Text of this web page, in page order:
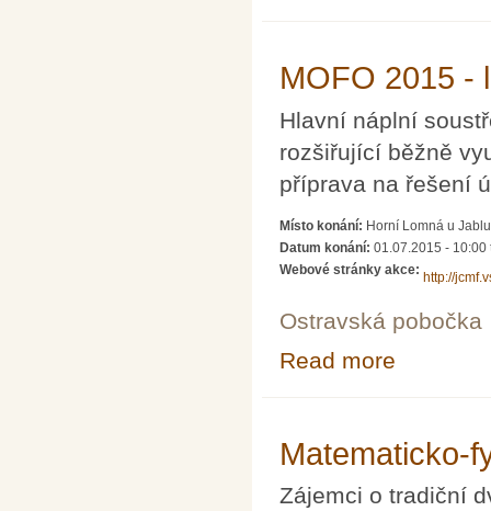
MOFO 2015 -
Hlavní náplní
rozšiřující běžně
příprava na řešení
Místo konání: Horní Lomná u
Datum konání: 01.07.2015 - 10:00
Webové stránky akce:
http://
Ostravská pobočka
Read more
Matematicko-
Zájemci o tradiční